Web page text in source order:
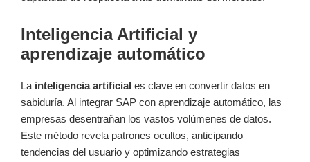
Inteligencia Artificial y
aprendizaje automático
La inteligencia artificial es clave en convertir datos en
sabiduría. Al integrar SAP con aprendizaje automático, las
empresas desentrañan los vastos volúmenes de datos.
Este método revela patrones ocultos, anticipando
tendencias del usuario y optimizando estrategias